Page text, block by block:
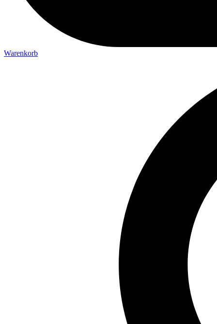
Warenkorb